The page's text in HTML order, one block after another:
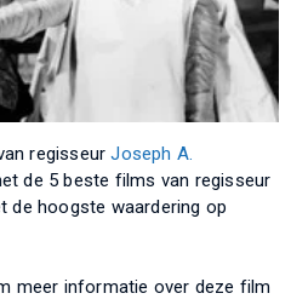
regisseurJoseph A.
de 5 beste films van regisseur
de hoogste waardering op
meer informatie over deze film